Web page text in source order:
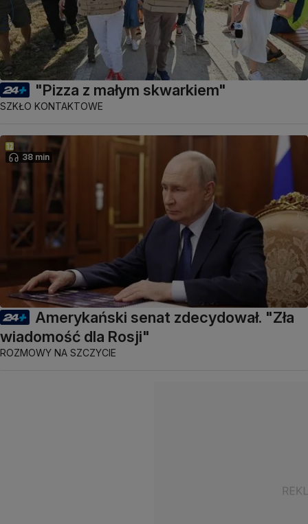
"Pizza z małym skwarkiem"
SZKŁO KONTAKTOWE
38 min
Amerykański senat zdecydował. "Zła
wiadomość dla Rosji"
ROZMOWY NA SZCZYCIE